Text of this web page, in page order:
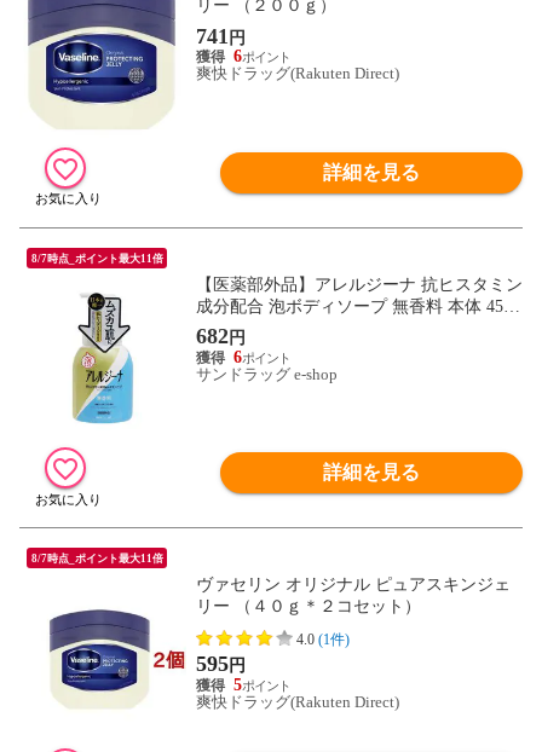
リー （２００ｇ）
741 円
6
爽快ドラッグ(Rakuten Direct)
詳細を見る
8/7時点_ポイント最大11倍
【医薬部外品】アレルジーナ 抗ヒスタミン
成分配合 泡ボディソープ 無香料 本体 450
ml
682円
6
サンドラッグ e-shop
詳細を見る
8/7時点_ポイント最大11倍
ヴァセリン オリジナル ピュアスキンジェ
リー （４０ｇ＊２コセット）
4.0 (1件)
595円
5
爽快ドラッグ(Rakuten Direct)